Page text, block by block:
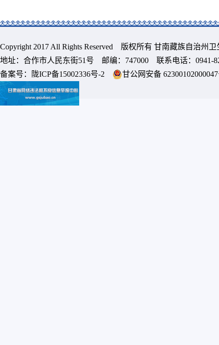
Copyright 2017 All Rights Reserved 版权所有 甘南藏族自治州
地址：合作市人民东街51号 邮编：747000 联系电话：0941-
备案号：
陇ICP备15002336号-2 甘公网安备